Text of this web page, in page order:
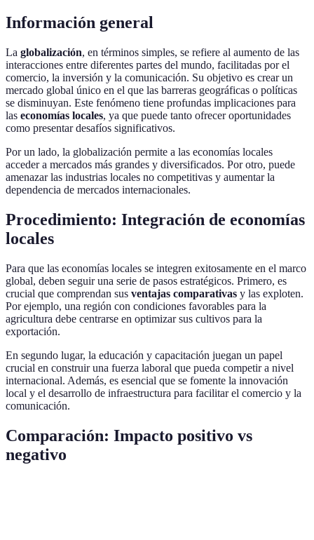
Información general
La globalización, en términos simples, se refiere al aumento de las
interacciones entre diferentes partes del mundo, facilitadas por el
comercio, la inversión y la comunicación. Su objetivo es crear un
mercado global único en el que las barreras geográficas o políticas
se disminuyan. Este fenómeno tiene profundas implicaciones para
las economías locales, ya que puede tanto ofrecer oportunidades
como presentar desafíos significativos.
Por un lado, la globalización permite a las economías locales
acceder a mercados más grandes y diversificados. Por otro, puede
amenazar las industrias locales no competitivas y aumentar la
dependencia de mercados internacionales.
Procedimiento: Integración de economías
locales
Para que las economías locales se integren exitosamente en el marco
global, deben seguir una serie de pasos estratégicos. Primero, es
crucial que comprendan sus ventajas comparativas y las exploten.
Por ejemplo, una región con condiciones favorables para la
agricultura debe centrarse en optimizar sus cultivos para la
exportación.
En segundo lugar, la educación y capacitación juegan un papel
crucial en construir una fuerza laboral que pueda competir a nivel
internacional. Además, es esencial que se fomente la innovación
local y el desarrollo de infraestructura para facilitar el comercio y la
comunicación.
Comparación: Impacto positivo vs
negativo